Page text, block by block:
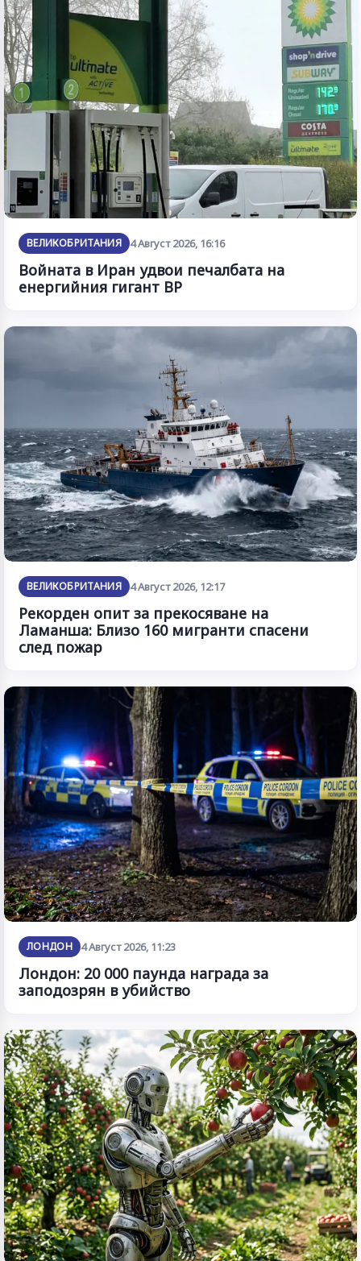
ВЕЛИКОБРИТАНИЯ 4 Август 2026, 16:16
Войната в Иран удвои печалбата на
енергийния гигант BP
ВЕЛИКОБРИТАНИЯ 4 Август 2026, 12:17
Рекорден опит за прекосяване на
Ламанша: Близо 160 мигранти спасени
след пожар
ЛОНДОН 4 Август 2026, 11:23
Лондон: 20 000 паунда награда за
заподозрян в убийство